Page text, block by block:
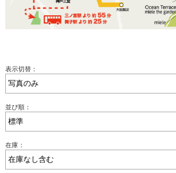
表示切替：
並び順：
在庫：